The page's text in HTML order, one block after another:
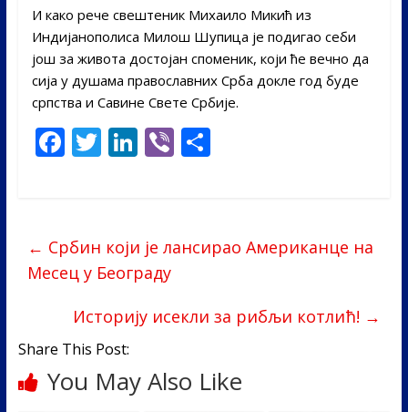
И како рече свештеник Михаило Микић из
Индијанополиса Милош Шупица је подигао себи
још за живота достојан споменик, који ће вечно да
сија у душама православних Срба докле год буде
српства и Савине Свете Србије.
F
b
o
o
k
T Li
dI
n
Vi S
← Србин који је лансирао Американце на
Месец у Београду
Историју исекли за рибљи котлић! →
Share This Post:
You May Also Like